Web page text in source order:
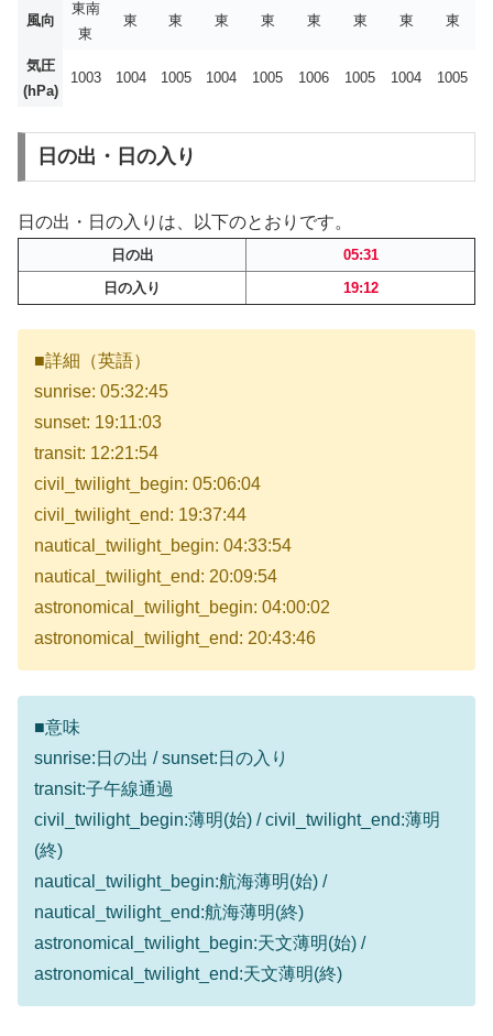
風向
東南
東
東 東 東 東 東 東 東 東
気圧
(hPa)
1003 1004 1005 1004 1005 1006 1005 1004 1005
日の出・日の入り
日の出・日の入りは、以下のとおりです。
日の出
05:31
日の入り
19:12
■詳細（英語）
sunrise: 05:32:45
sunset: 19:11:03
transit: 12:21:54
civil_twilight_begin: 05:06:04
civil_twilight_end: 19:37:44
nautical_twilight_begin: 04:33:54
nautical_twilight_end: 20:09:54
astronomical_twilight_begin: 04:00:02
astronomical_twilight_end: 20:43:46
■意味
sunrise:日の出 / sunset:日の入り
transit:子午線通過
civil_twilight_begin:薄明(始) / civil_twilight_end:薄明
(終)
nautical_twilight_begin:航海薄明(始) /
nautical_twilight_end:航海薄明(終)
astronomical_twilight_begin:天文薄明(始) /
astronomical_twilight_end:天文薄明(終)